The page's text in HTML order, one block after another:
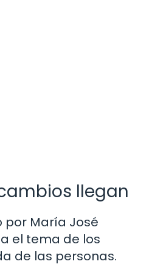
llegan
por María José
el tema de los
de las personas.